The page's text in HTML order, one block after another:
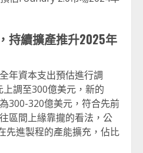
持續擴產推升2025年
年資本支出預估進行調
調至300億美元，新的
300-320億美元，符合先前
區間上緣靠攏的看法，公
先進製程的產能擴充，佔比